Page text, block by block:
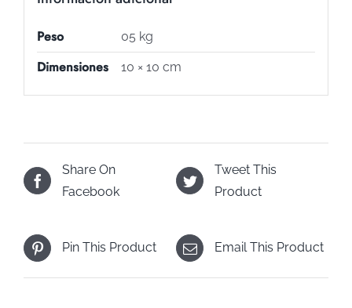
Peso 05 kg
Dimensiones 10 × 10 cm
Share On
Facebook
Tweet This
Product
Pin This Product Email This Product